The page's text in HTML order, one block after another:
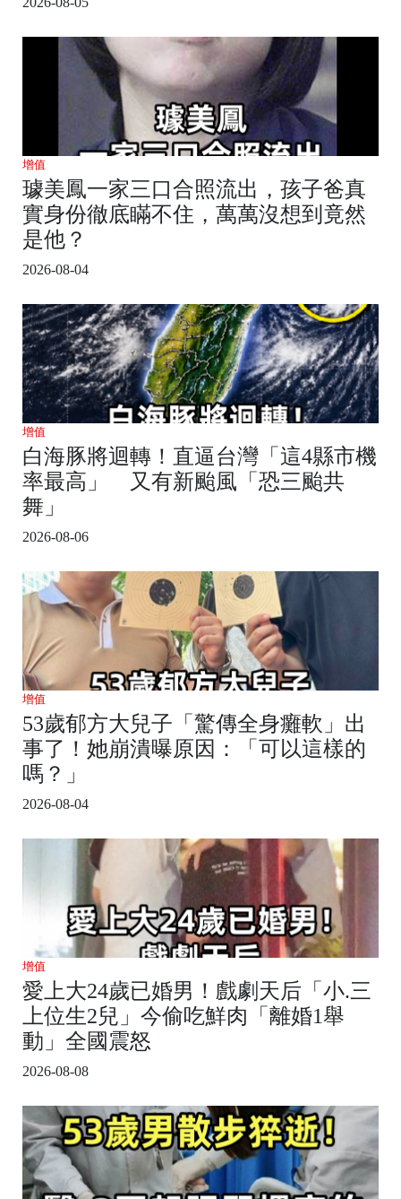
增值
璩美鳳一家三口合照流出，孩子爸真
實身份徹底瞞不住，萬萬沒想到竟然
是他？
2026-08-04
增值
白海豚將迴轉！直逼台灣「這4縣市機
率最高」 又有新颱風「恐三颱共
舞」
2026-08-06
增值
53歲郁方大兒子「驚傳全身癱軟」出
事了！她崩潰曝原因：「可以這樣的
嗎？」
2026-08-04
增值
愛上大24歲已婚男！戲劇天后「小.三
上位生2兒」今偷吃鮮肉「離婚1舉
動」全國震怒
2026-08-08